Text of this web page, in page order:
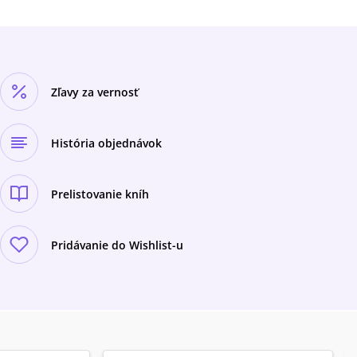
Zľavy za vernosť
História objednávok
Prelistovanie kníh
Pridávanie do Wishlist-u